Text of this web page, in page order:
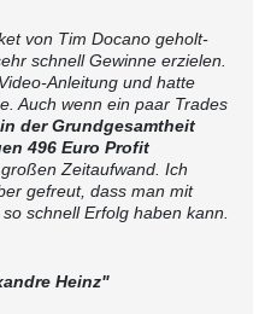
von Tim Docano geholt-
schnell Gewinne erzielen.
Anleitung und hatte
Auch wenn ein paar Trades
in der Grundgesamtheit
496 Euro Profit
Zeitaufwand. Ich
gefreut, dass man mit
schnell Erfolg haben kann.
Heinz"